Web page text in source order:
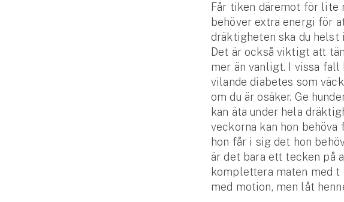
Får tiken däremot för lite
behöver extra energi för
dräktigheten ska du
Det är också viktigt att
mer än vanligt. I vissa fall
vilande diabetes som
om du är osäker. Ge
kan äta under hela
veckorna kan hon
hon får i sig det hon
är det bara ett tecken på
komplettera maten med
med motion, men låt